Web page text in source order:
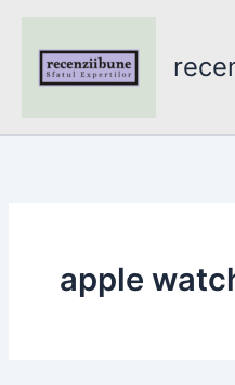
content
apple